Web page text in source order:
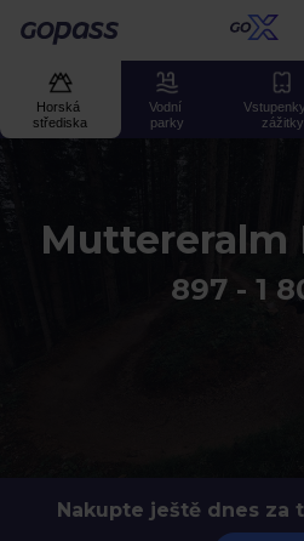
GOPASS
Horská
střediska
Vodní
parky
zážitky
Muttereralm
897 - 1
Nakupte ještě dnes za